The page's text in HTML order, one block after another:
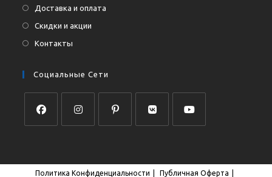
Доставка и оплата
Скидки и акции
Контакты
Социальные Сети
новой
новой
новой
новой
новой
Политика Конфиденциальности Публичная Оферта